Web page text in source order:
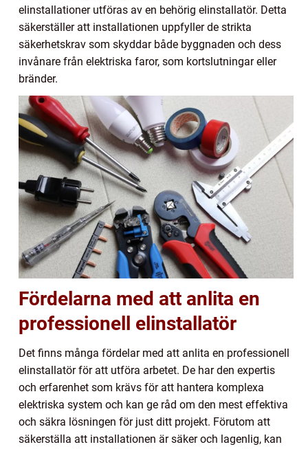
elinstallationer utföras av en behörig elinstallatör. Detta
säkerställer att installationen uppfyller de strikta
säkerhetskrav som skyddar både byggnaden och dess
invånare från elektriska faror, som kortslutningar eller
bränder.
Fördelarna med att anlita en
professionell elinstallatör
Det finns många fördelar med att anlita en professionell
elinstallatör för att utföra arbetet. De har den expertis
och erfarenhet som krävs för att hantera komplexa
elektriska system och kan ge råd om den mest effektiva
och säkra lösningen för just ditt projekt. Förutom att
säkerställa att installationen är säker och lagenlig, kan